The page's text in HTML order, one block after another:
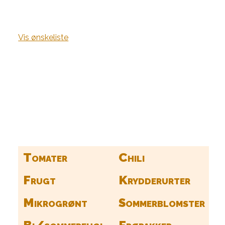
Vis ønskeliste
Tomater
Chili
Frugt
Krydderurter
Mikrogrønt
Sommerblomster